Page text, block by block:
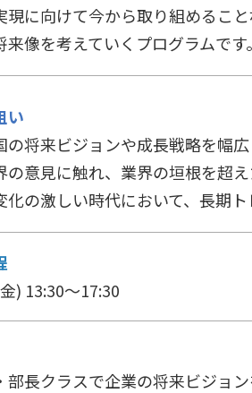
現に向けて今から取り組めること
来像を考えていくプログラムです。
い
の将来ビジョンや成長戦略を幅
の意見に触れ、業界の垣根を超
化の激しい時代において、長期
) 13:30～17:30
部長クラスで企業の将来ビジョ